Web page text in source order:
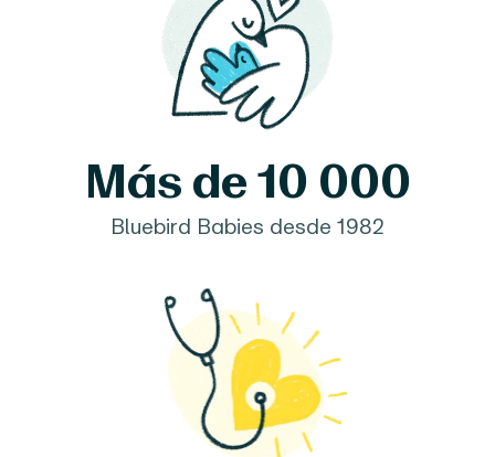
Más de 10 000
Bluebird Babies desde 1982